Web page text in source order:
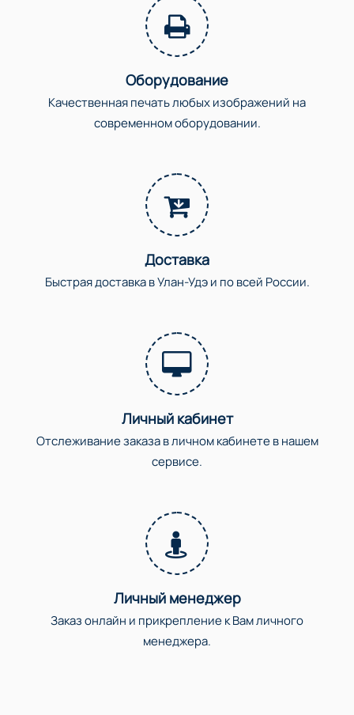
Оборудование
Качественная печать любых изображений на
современном оборудовании.
Доставка
Быстрая доставка в Улан-Удэ и по всей России.
Личный кабинет
Отслеживание заказа в личном кабинете в нашем
сервисе.
Личный менеджер
Заказ онлайн и прикрепление к Вам личного
менеджера.